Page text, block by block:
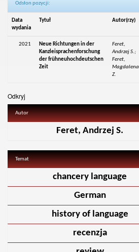
Odsłon pozycji:
Data
wydania
Tytuł Autor(rzy)
2021
Neue Richtungen in der
Kanzleisprachenforschung
der frühneuhochdeutschen
Zeit
Feret,
Andrzej S.;
Feret,
Magdalena
Z.
Odkryj
Autor
Feret, Andrzej S.
Temat
chancery language
German
history of language
recenzja